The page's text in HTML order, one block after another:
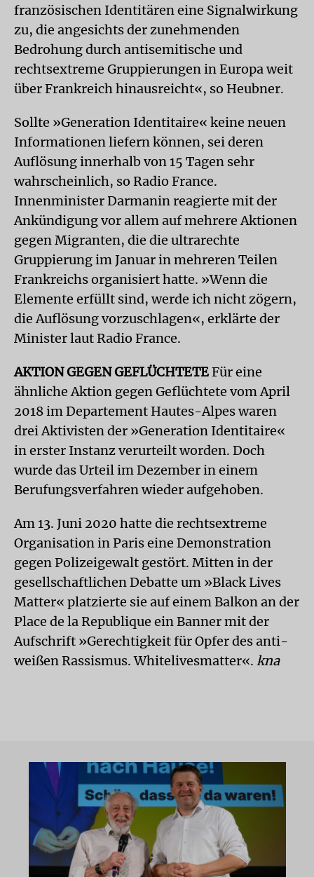
französischen Identitären eine Signalwirkung
zu, die angesichts der zunehmenden
Bedrohung durch antisemitische und
rechtsextreme Gruppierungen in Europa weit
über Frankreich hinausreicht«, so Heubner.
Sollte »Generation Identitaire« keine neuen
Informationen liefern können, sei deren
Auflösung innerhalb von 15 Tagen sehr
wahrscheinlich, so Radio France.
Innenminister Darmanin reagierte mit der
Ankündigung vor allem auf mehrere Aktionen
gegen Migranten, die die ultrarechte
Gruppierung im Januar in mehreren Teilen
Frankreichs organisiert hatte. »Wenn die
Elemente erfüllt sind, werde ich nicht zögern,
die Auflösung vorzuschlagen«, erklärte der
Minister laut Radio France.
AKTION GEGEN GEFLÜCHTETEFür eine
ähnliche Aktion gegen Geflüchtete vom April
2018 im Departement Hautes-Alpes waren
drei Aktivisten der »Generation Identitaire«
in erster Instanz verurteilt worden. Doch
wurde das Urteil im Dezember in einem
Berufungsverfahren wieder aufgehoben.
Am 13. Juni 2020 hatte die rechtsextreme
Organisation in Paris eine Demonstration
gegen Polizeigewalt gestört. Mitten in der
gesellschaftlichen Debatte um »Black Lives
Matter« platzierte sie auf einem Balkon an der
Place de la Republique ein Banner mit der
Aufschrift »Gerechtigkeit für Opfer des anti-
weißen Rassismus. Whitelivesmatter«. kna